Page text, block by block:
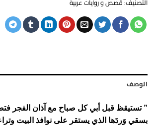
التصنيف:قصص و روايات عربية
الوصف
” تستيقظ قبل أبي كل صباح مع آذان الفجر
بسقي وَردَها الذي يستقر على نوافذ البيت